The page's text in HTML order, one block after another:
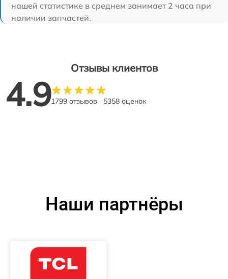
нашей статистике в среднем занимает 2 часа при
наличии запчастей.
Отзывы клиентов
4.91799 отзывов 5358 оценок
Наши партнёры